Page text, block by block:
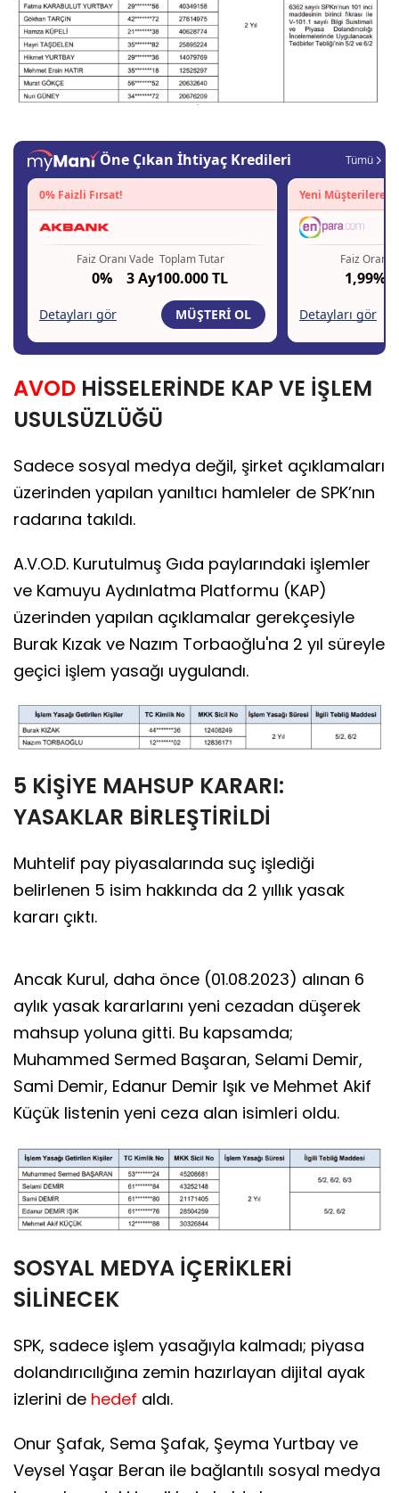
AVOD HİSSELERİNDE KAP VE İŞLEM
USULSÜZLÜĞÜ
Sadece sosyal medya değil, şirket açıklamaları
üzerinden yapılan yanıltıcı hamleler de SPK’nın
radarına takıldı.
A.V.O.D. Kurutulmuş Gıda paylarındaki işlemler
ve Kamuyu Aydınlatma Platformu (KAP)
üzerinden yapılan açıklamalar gerekçesiyle
Burak Kızak ve Nazım Torbaoğlu'na 2 yıl süreyle
geçici işlem yasağı uygulandı.
5 KİŞİYE MAHSUP KARARI:
YASAKLAR BİRLEŞTİRİLDİ
Muhtelif pay piyasalarında suç işlediği
belirlenen 5 isim hakkında da 2 yıllık yasak
kararı çıktı.
Ancak Kurul, daha önce (01.08.2023) alınan 6
aylık yasak kararlarını yeni cezadan düşerek
mahsup yoluna gitti. Bu kapsamda;
Muhammed Sermed Başaran, Selami Demir,
Sami Demir, Edanur Demir Işık ve Mehmet Akif
Küçük listenin yeni ceza alan isimleri oldu.
SOSYAL MEDYA İÇERİKLERİ
SİLİNECEK
SPK, sadece işlem yasağıyla kalmadı; piyasa
dolandırıcılığına zemin hazırlayan dijital ayak
izlerini de hedef aldı.
Onur Şafak, Sema Şafak, Şeyma Yurtbay ve
Veysel Yaşar Beran ile bağlantılı sosyal medya